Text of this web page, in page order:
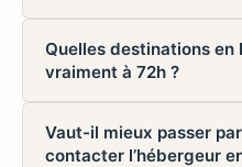
Quelles destinations en
vraiment à 72h ?
Vaut-il mieux passer
contacter l’hébergeur